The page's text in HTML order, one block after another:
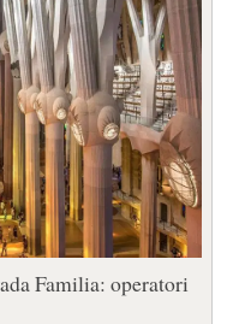
Familia: operatori